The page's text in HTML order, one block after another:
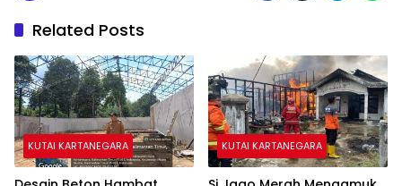
Related Posts
KUTAI KARTANEGARA KUTAI KARTANEGARA